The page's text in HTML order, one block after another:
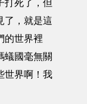
打死了，但
了，就是這
的世界裡
蟻國毫無關
世界啊！我